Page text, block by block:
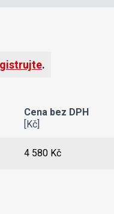
.
Cena bez DPH
[Kč]
4 580 Kč